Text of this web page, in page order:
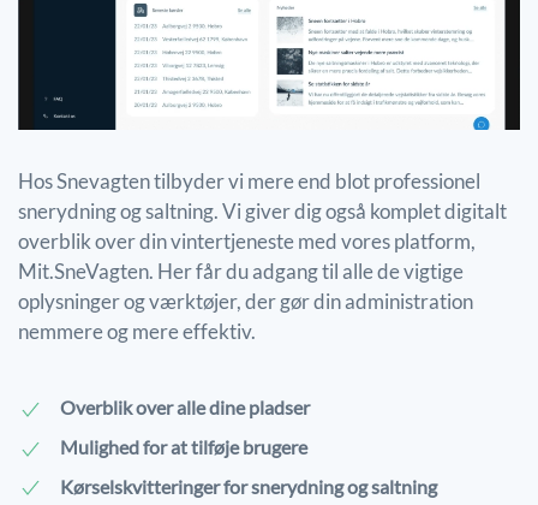
Hos Snevagten tilbyder vi mere end blot professionel
snerydning og saltning. Vi giver dig også komplet digitalt
overblik over din vintertjeneste med vores platform,
Mit.SneVagten. Her får du adgang til alle de vigtige
oplysninger og værktøjer, der gør din administration
nemmere og mere effektiv.
Overblik over alle dine pladser
Mulighed for at tilføje brugere
Kørselskvitteringer for snerydning og saltning